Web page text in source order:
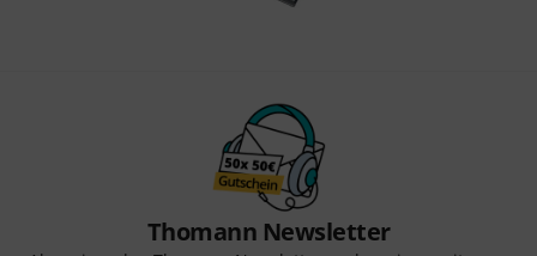
Thomann Newsletter